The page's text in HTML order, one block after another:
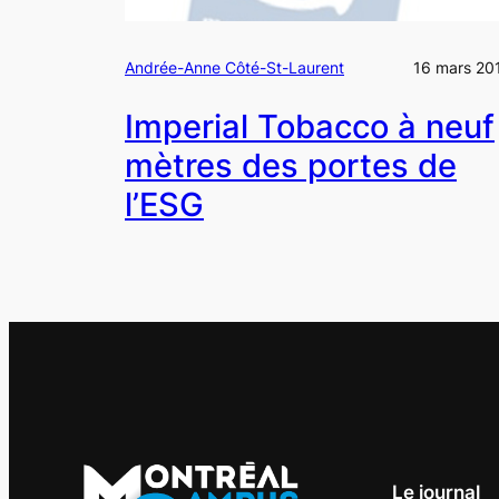
Andrée-Anne Côté-St-Laurent 16 mars
Imperial Tobacco à neuf
mètres des portes de
l’ESG
Le journal